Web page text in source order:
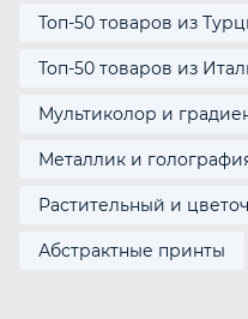
Топ-50 товаров из
Топ-50 товаров из
Мультиколор и
Металлик и
Растительный и
Абстрактные принты